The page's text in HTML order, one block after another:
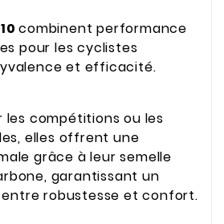
combinent performance
pour les cyclistes
et efficacité.
les compétitions ou les
elles offrent une
grâce à leur semelle
garantissant un
robustesse et confort.